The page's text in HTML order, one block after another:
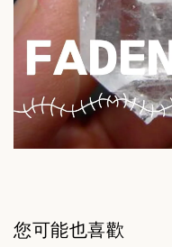
您可能也喜歡